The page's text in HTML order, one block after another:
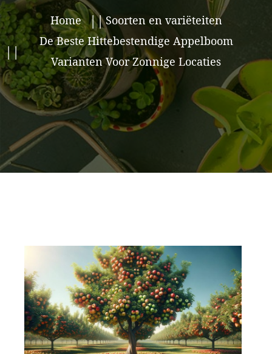
Home
Soorten en variëteiten
De Beste Hittebestendige Appelboom
Varianten Voor Zonnige Locaties